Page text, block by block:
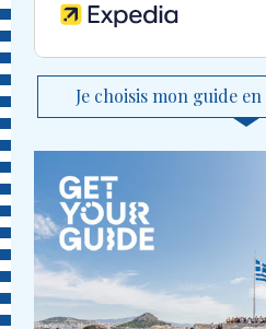
Je choisis mon guide